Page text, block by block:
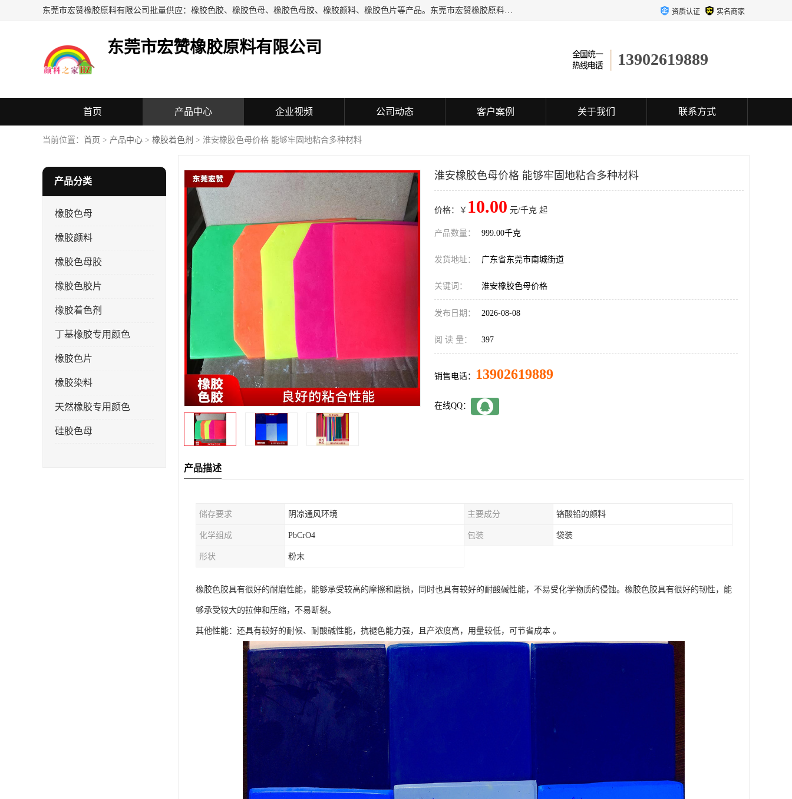
东莞市宏赞橡胶原料有限公司批量供应：橡胶色胶、橡胶色母、橡胶色母胶、橡胶颜料、橡胶色片等产品。东莞市宏赞橡胶原料有限公司经营已经十五年的历史，目前的客户群广达东南亚各国，也是目前橡胶制造密集度高的中国大陆橡胶制品工厂使用多，市场占有率高的色胶专业生产工厂。 资质认证 实名商家
东莞市宏赞橡胶原料有限公司
13902619889
首页 产品中心 企业视频 公司动态 客户案例 关于我们 联系方式
当前位置： 首页 > 产品中心 > 橡胶着色剂 > 淮安橡胶色母价格 能够牢固地粘合多种材料
产品分类
橡胶色母
橡胶颜料
橡胶色母胶
橡胶色胶片
橡胶着色剂
丁基橡胶专用颜色
橡胶色片
橡胶染料
天然橡胶专用颜色
硅胶色母
淮安橡胶色母价格 能够牢固地粘合多种材料
价格：￥ 10.00 元/千克 起
产品数量： 999.00千克
发货地址： 广东省东莞市南城街道
关键词： 淮安橡胶色母价格
发布日期： 2026-08-08
阅 读 量： 397
销售电话： 13902619889
在线QQ：
产品描述
储存要求 阴凉通风环境 主要成分 铬酸铅的颜料
化学组成 PbCrO4 包装 袋装
形状 粉末
橡胶色胶具有很好的耐磨性能，能够承受较高的摩擦和磨损，同时也具有较好的耐酸碱性能，不易受化学物质的侵蚀。橡胶色胶具有很好的韧性，能
够承受较大的拉伸和压缩，不易断裂。
其他性能：还具有较好的耐候、耐酸碱性能，抗褪色能力强，且产浓度高，用量较低，可节省成本 。